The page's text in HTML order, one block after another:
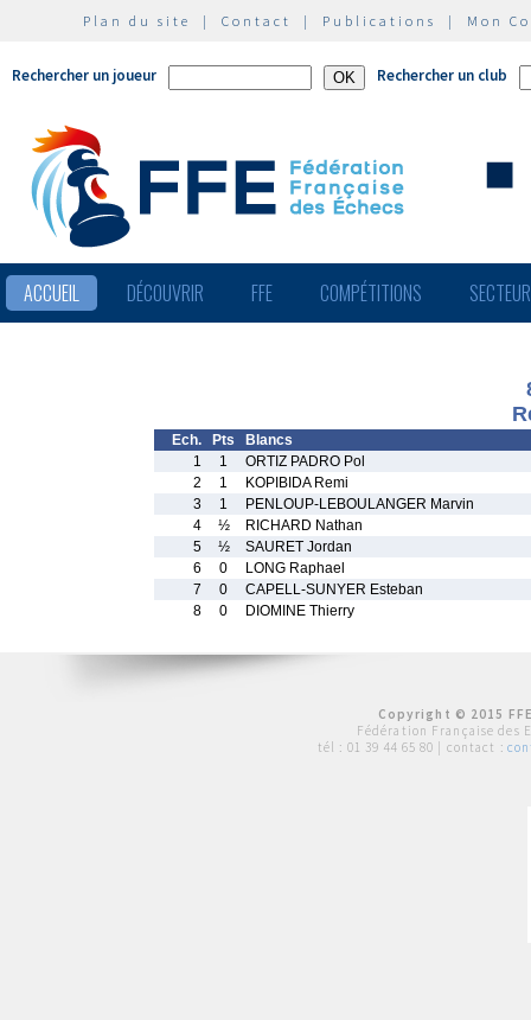
Plan du site | Contact | Publications | Mon
Rechercher un joueur Rechercher un club
ACCUEIL DÉCOUVRIR FFE COMPÉTITIONS
Ech. Pts
Blancs
1
1
ORTIZ PADRO Pol
2
1
KOPIBIDA Remi
3
1
PENLOUP-LEBOULANGER Marvin
4
½
RICHARD Nathan
5
½
SAURET Jordan
6
0
LONG Raphael
7
0
CAPELL-SUNYER Esteban
8
0 DIOMINE Thierry
Copyright © 2015
Fédération Française des
tél : 01 39 44 65 80 | contact :